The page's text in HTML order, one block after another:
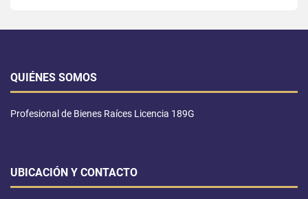
QUIÉNES SOMOS
Profesional de Bienes Raíces Licencia 189G
UBICACIÓN Y CONTACTO